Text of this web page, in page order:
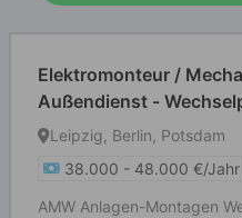
Elektromonteur /
Außendienst -
Leipzig, Berlin, Potsdam
38.000 - 48.000 €/Jahr
AMW Anlagen-Montagen